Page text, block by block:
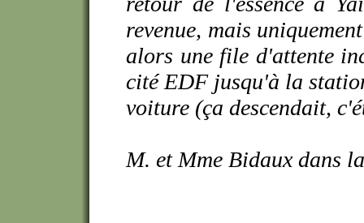
revenue, mais
alors une file d'attente
cité EDF jusqu'à la
voiture (ça descendait,
M. et Mme Bidaux dans